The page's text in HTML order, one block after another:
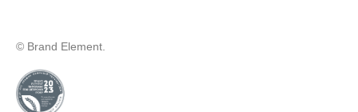
© Brand Element.